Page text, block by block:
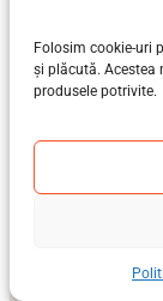
Folosim cookie-uri
și plăcută. Acestea
produsele potrivite.
Cybex
preșcolar (3-7
15–36 kg